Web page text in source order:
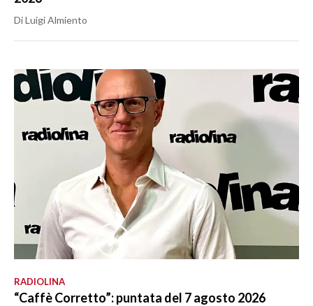
Di Luigi Almiento
RADIOLINA
“Caffè Corretto”: puntata del 7 agosto 2026